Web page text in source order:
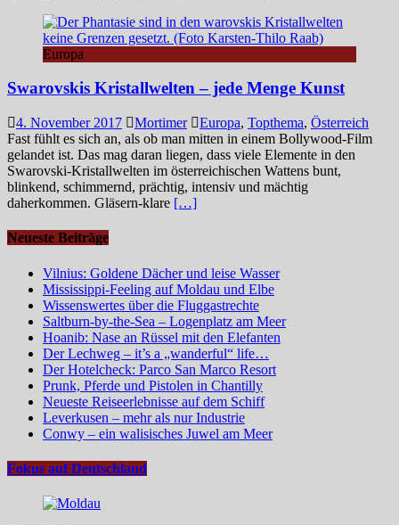
Europa
Swarovskis Kristallwelten – jede Menge Kunst
4. November 2017 Mortimer Europa, Topthema, Österreich
Fast fühlt es sich an, als ob man mitten in einem Bollywood-Film
gelandet ist. Das mag daran liegen, dass viele Elemente in den
Swarovski-Kristallwelten im österreichischen Wattens bunt,
blinkend, schimmernd, prächtig, intensiv und mächtig
daherkommen. Gläsern-klare […]
Neueste Beiträge
Vilnius: Goldene Dächer und leise Wasser
Mississippi-Feeling auf Moldau und Elbe
Wissenswertes über die Fluggastrechte
Saltburn-by-the-Sea – Logenplatz am Meer
Hoanib: Nase an Rüssel mit den Elefanten
Der Lechweg – it’s a „wanderful“ life…
Der Hotelcheck: Parco San Marco Resort
Prunk, Pferde und Pistolen in Chantilly
Neueste Reiseerlebnisse auf dem Schiff
Leverkusen – mehr als nur Industrie
Conwy – ein walisisches Juwel am Meer
Fokus auf Deutschland